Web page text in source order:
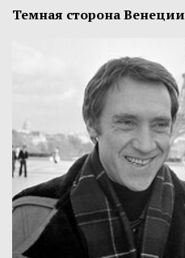
Темная сторона Венеции